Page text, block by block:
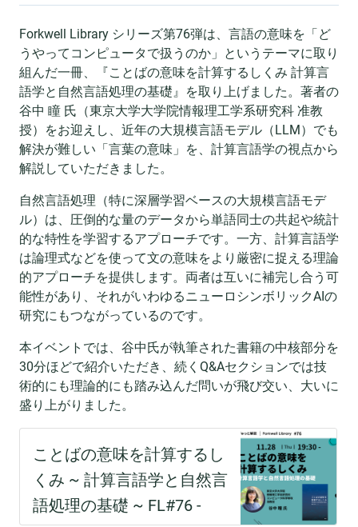
Forkwell Library シリーズ第76弾は、言語の意味を「ど
うやってコンピュータで扱うのか」というテーマに取り
組んだ一冊、『ことばの意味を計算するしくみ 計算言
語学と自然言語処理の基礎』を取り上げました。著者の
谷中 瞳 氏（東京大学大学院情報理工学系研究科 准教
授）をお迎えし、近年の大規模言語モデル（LLM）でも
解決が難しい「言葉の意味」を、計算言語学の視点から
解説していただきました。
自然言語処理（特に深層学習ベースの大規模言語モデ
ル）は、圧倒的な量のデータから単語同士の共起や統計
的な特性を学習するアプローチです。一方、計算言語学
は論理式などを使って文の意味をより厳密に捉える理論
的アプローチを提供します。両者は互いに補完し合う可
能性があり、それがいわゆるニューロシンボリックAIの
研究にもつながっているのです。
本イベントでは、谷中氏が執筆された書籍の中核部分を
30分ほどで紹介いただき、続くQ&Aセクションでは技
術的にも理論的にも踏み込んだ問いが飛び交い、大いに
盛り上がりました。